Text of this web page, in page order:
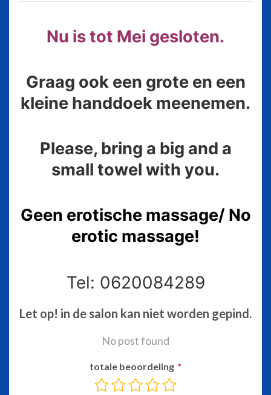
Nu is tot Mei gesloten.
Graag ook een grote en een
kleine handdoek meenemen.
Please, bring a big and a
small towel with you.
Geen erotische massage/ No
erotic massage!
Tel: 0620084289
Let op! in de salon kan niet worden gepind.
No post found
totale beoordeling